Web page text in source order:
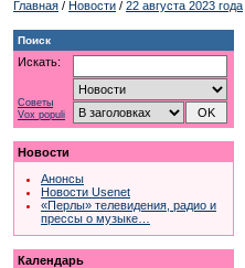
Главная / Новости / 22 августа 2023 года
Поиск
Искать:
Советы
Vox populi
Новости
Анонсы
Новости Usenet
«Перлы» телевидения, радио и
прессы о музыке…
Календарь